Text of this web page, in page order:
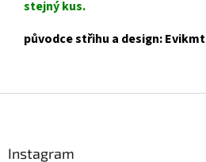
stejný kus.
původce střihu a design: Evikmt
Instagram